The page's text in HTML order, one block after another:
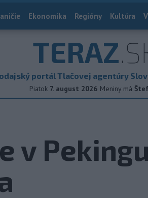
Ekonomika Regióny Kultúra
TERAZ
portál Tlačovej agentúry
Piatok 7. august 2026 Meniny má
v